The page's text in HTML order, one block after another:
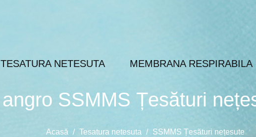
TESATURA NETESUTA MEMBRANA RESPIRABILA
angro SSMMS Țesături
Acasă / Tesatura netesuta / SSMMS Țesături nețesute